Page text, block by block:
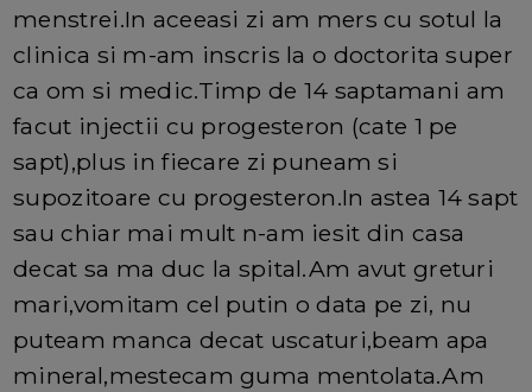
menstrei.In aceeasi zi am mers cu sotul la
clinica si m-am inscris la o doctorita super
ca om si medic.Timp de 14 saptamani am
facut injectii cu progesteron (cate 1 pe
sapt),plus in fiecare zi puneam si
supozitoare cu progesteron.In astea 14 sapt
sau chiar mai mult n-am iesit din casa
decat sa ma duc la spital.Am avut greturi
mari,vomitam cel putin o data pe zi, nu
puteam manca decat uscaturi,beam apa
mineral,mestecam guma mentolata.Am